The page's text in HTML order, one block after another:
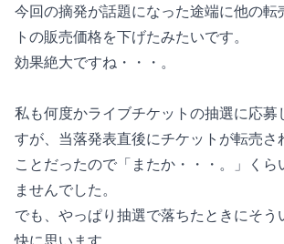
今回の摘発が話題になった途端に他の転
トの販売価格を下げたみたいです。
効果絶大ですね・・・。
私も何度かライブチケットの抽選に応募
すが、当落発表直後にチケットが転売さ
ことだったので「またか・・・。」くら
ませんでした。
でも、やっぱり抽選で落ちたときにそう
快に思います。